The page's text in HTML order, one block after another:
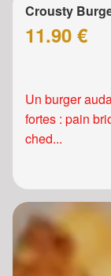
Crousty
11.90 €
Un burger
fortes : pain
ched...